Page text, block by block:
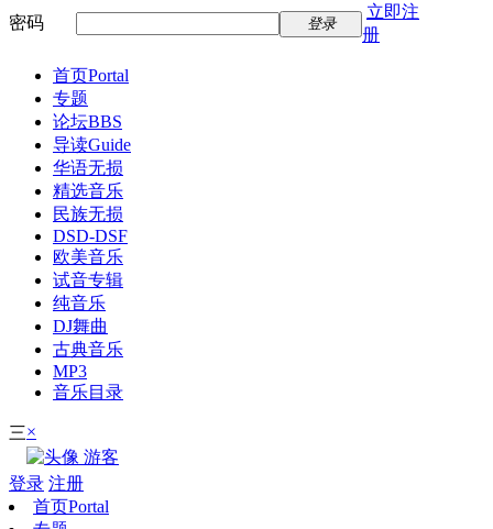
密码
登录
立即注
册
首页Portal
专题
论坛BBS
导读Guide
华语无损
精选音乐
民族无损
DSD-DSF
欧美音乐
试音专辑
纯音乐
DJ舞曲
古典音乐
MP3
音乐目录
三×
游客
登录 注册
首页Portal